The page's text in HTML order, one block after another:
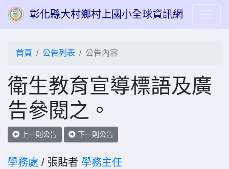
彰化縣大村鄉村上國小全球資訊網
首頁 公告列表 公告內容
衛生教育宣導標語及廣
告參閱之。
上一則公告 下一則公告
學務處 / 張貼者 學務主任